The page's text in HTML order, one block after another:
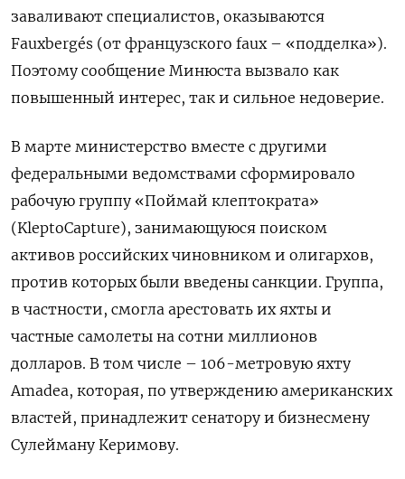
заваливают специалистов, оказываются
Fauxbergés (от французского faux – «подделка»).
Поэтому сообщение Минюста вызвало как
повышенный интерес, так и сильное недоверие.
В марте министерство вместе с другими
федеральными ведомствами сформировало
рабочую группу «Поймай клептократа»
(KleptoCapture), занимающуюся поиском
активов российских чиновником и олигархов,
против которых были введены санкции. Группа,
в частности, смогла арестовать их яхты и
частные самолеты на сотни миллионов
долларов. В том числе – 106-метровую яхту
Amadea, которая, по утверждению американских
властей, принадлежит сенатору и бизнесмену
Сулейману Керимову.